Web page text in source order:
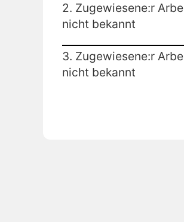
2. Zugewiesene:r
nicht bekannt
3. Zugewiesene:r
nicht bekannt